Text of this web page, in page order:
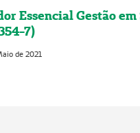
Essencial Gestão
7)
de 2021